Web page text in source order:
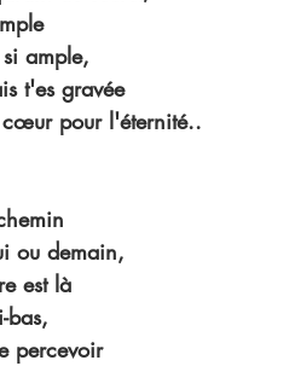
ample,
t'es gravée
pour l'éternité..
ou demain,
est là
bas,
percevoir